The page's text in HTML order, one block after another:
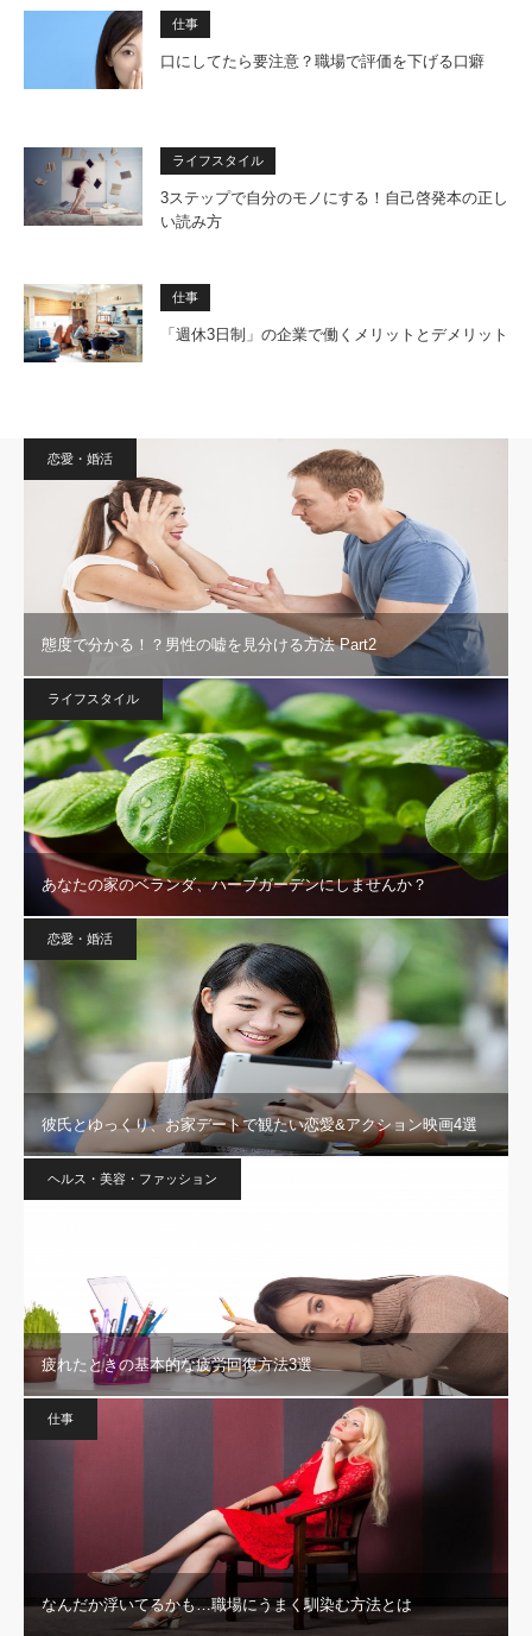
仕事
口にしてたら要注意？職場で評価を下げる口癖
ライフスタイル
3ステップで自分のモノにする！自己啓発本の正し
い読み方
仕事
「週休3日制」の企業で働くメリットとデメリット
恋愛・婚活
態度で分かる！？男性の嘘を見分ける方法 Part2
ライフスタイル
あなたの家のベランダ、ハーブガーデンにしませんか？
恋愛・婚活
彼氏とゆっくり、お家デートで観たい恋愛&アクション映画4選
ヘルス・美容・ファッション
疲れたときの基本的な疲労回復方法3選
仕事
なんだか浮いてるかも…職場にうまく馴染む方法とは